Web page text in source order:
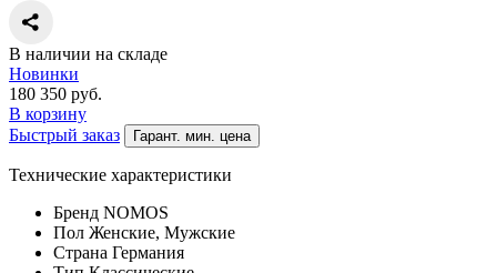
В наличии на складе
Новинки
180 350 руб.
В корзину
Быстрый заказ
Гарант. мин. цена
Технические характеристики
Бренд NOMOS
Пол Женские, Мужские
Страна Германия